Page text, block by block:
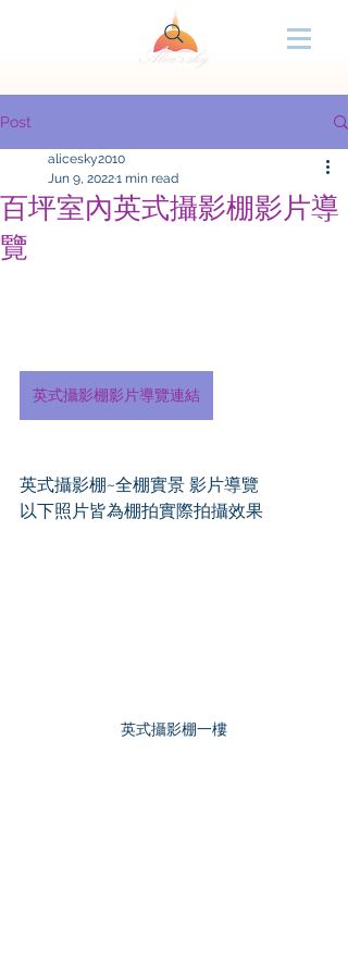
Post
百坪室內英式攝影棚影片導
覽
alicesky2010
Jun 9, 20221 min read
英式攝影棚影片導覽連結
英式攝影棚~全棚實景 影片導覽
以下照片皆為棚拍實際拍攝效果
英式攝影棚一樓